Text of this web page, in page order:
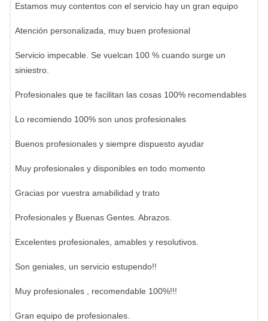
Estamos muy contentos con el servicio hay un gran equipo
Atención personalizada, muy buen profesional
Servicio impecable. Se vuelcan 100 % cuando surge un
siniestro.
Profesionales que te facilitan las cosas 100% recomendables
Lo recomiendo 100% son unos profesionales
Buenos profesionales y siempre dispuesto ayudar
Muy profesionales y disponibles en todo momento
Gracias por vuestra amabilidad y trato
Profesionales y Buenas Gentes. Abrazos.
Excelentes profesionales, amables y resolutivos.
Son geniales, un servicio estupendo!!
Muy profesionales , recomendable 100%!!!
Gran equipo de profesionales.